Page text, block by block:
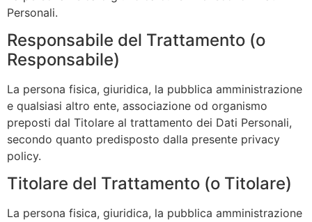
Personali.
Responsabile del Trattamento (o
Responsabile)
La persona fisica, giuridica, la pubblica amministrazione
e qualsiasi altro ente, associazione od organismo
preposti dal Titolare al trattamento dei Dati Personali,
secondo quanto predisposto dalla presente privacy
policy.
Titolare del Trattamento (o Titolare)
La persona fisica, giuridica, la pubblica amministrazione